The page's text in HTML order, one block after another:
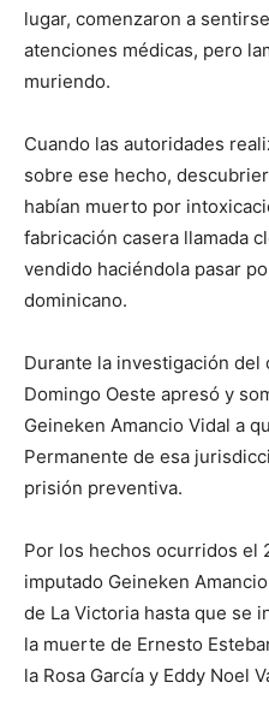
lugar, comenzaron a
atenciones médicas, pero
muriendo.
Cuando las autoridades
sobre ese hecho,
habían muerto por
fabricación casera llamada
vendido haciéndola pasar
dominicano.
Durante la investigación del
Domingo Oeste apresó y
Geineken Amancio Vidal a
Permanente de esa
prisión preventiva.
Por los hechos ocurridos el
imputado Geineken
de La Victoria hasta que se
la muerte de Ernesto
la Rosa García y Eddy Noel